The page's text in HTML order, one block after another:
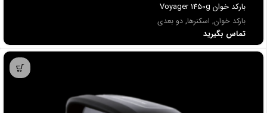
باركد خوان Voyager 1450g
بارکد خوان, اسکنرها, دو بعدی
تماس بگیرید